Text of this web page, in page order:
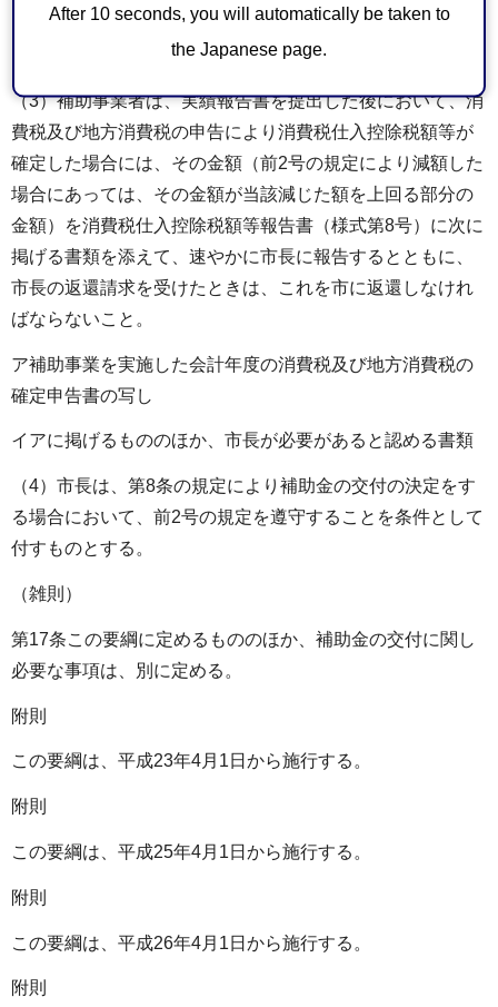
After 10 seconds, you will automatically be taken to
the Japanese page.
回る部分の金額）を補助金の額から減額して報告するこ
（3）補助事業者は、実績報告書を提出した後において、消
費税及び地方消費税の申告により消費税仕入控除税額等が
確定した場合には、その金額（前2号の規定により減額した
場合にあっては、その金額が当該減じた額を上回る部分の
金額）を消費税仕入控除税額等報告書（様式第8号）に次に
掲げる書類を添えて、速やかに市長に報告するとともに、
市長の返還請求を受けたときは、これを市に返還しなけれ
ばならないこと。
ア補助事業を実施した会計年度の消費税及び地方消費税の
確定申告書の写し
イアに掲げるもののほか、市長が必要があると認める書類
（4）市長は、第8条の規定により補助金の交付の決定をす
る場合において、前2号の規定を遵守することを条件として
付すものとする。
（雑則）
第17条この要綱に定めるもののほか、補助金の交付に関し
必要な事項は、別に定める。
附則
この要綱は、平成23年4月1日から施行する。
附則
この要綱は、平成25年4月1日から施行する。
附則
この要綱は、平成26年4月1日から施行する。
附則